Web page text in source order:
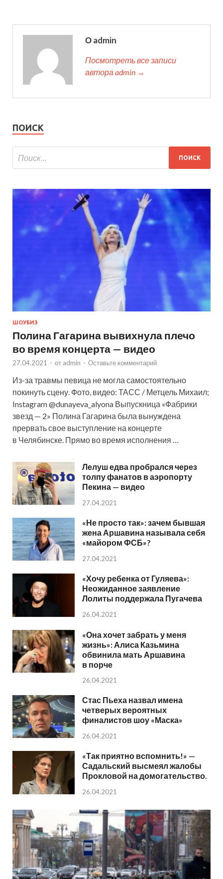
О admin
Посмотреть все записи
автора admin →
ПОИСК
ШОУБИЗ
Полина Гагарина вывихнула плечо
во время концерта — видео
27.04.2021 - от admin - Оставьте комментарий
Из-за травмы певица не могла самостоятельно
покинуть сцену. Фото, видео: ТАСС / Метцель Михаил;
Instagram @dunayeva_alyona Выпускница «Фабрики
звезд — 2» Полина Гагарина была вынуждена
прервать свое выступление на концерте
в Челябинске. Прямо во время исполнения …
Лелуш едва пробрался через
толпу фанатов в аэропорту
Пекина — видео
27.04.2021
«Не просто так»: зачем бывшая
жена Аршавина называла себя
«майором ФСБ»?
27.04.2021
«Хочу ребенка от Гуляева»:
Неожиданное заявление
Лолиты поддержала Пугачева
26.04.2021
«Она хочет забрать у меня
жизнь»: Алиса Казьмина
обвинила мать Аршавина
в порче
26.04.2021
Стас Пьеха назвал имена
четверых вероятных
финалистов шоу «Маска»
26.04.2021
«Так приятно вспомнить!» —
Садальский высмеял жалобы
Прокловой на домогательство.
26.04.2021